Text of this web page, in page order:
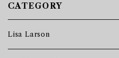
CATEGORY
Lisa Larson